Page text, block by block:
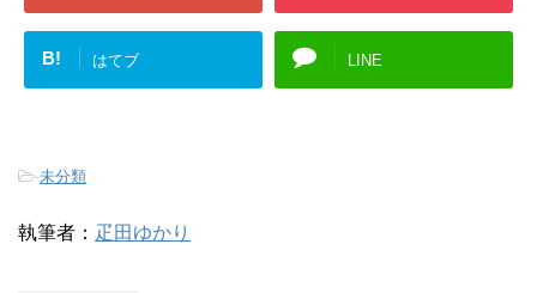
B! はてブ LINE
-未分類
執筆者： 疋田ゆかり